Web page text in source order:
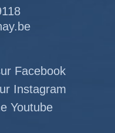
Facebook
Instagram
Youtube